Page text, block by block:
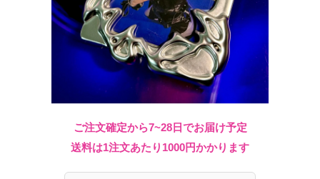
ご注文確定から7~28日でお届け予定
送料は1注文あたり 1000円かかります